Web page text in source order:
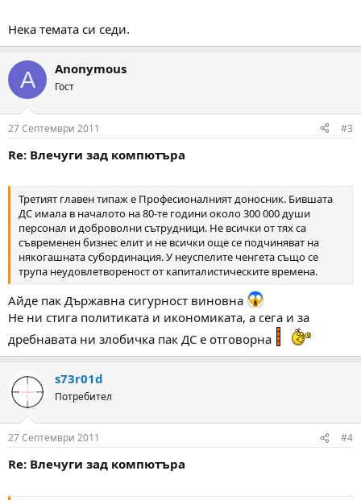
Нека темата си седи.
A Anonymous
Гост
27 Септември 2011 #3
Re: Влечуги зад компютъра
Третият главен типаж е Професионалният доносник. Бившата
ДС имала в началото на 80-те години около 300 000 души
персонал и доброволни сътрудници. Не всички от тях са
съвременен бизнес елит и не всички още се подчиняват на
някогашната субординация. У неуспелите ченгета също се
трупа неудовлетвореност от капиталистическите времена.
Айде пак Държавна сигурност виновна
Не ни стига политиката и икономиката, а сега и за
дребнавата ни злобичка пак ДС е отговорна
s73r01d
Потребител
27 Септември 2011 #4
Re: Влечуги зад компютъра